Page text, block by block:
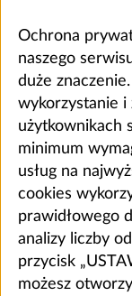
Ochrona
naszego
duże
wykorzystanie
użytkownikach
minimum
usług na
cookies
prawidłowego
analizy liczby
przycisk
możesz